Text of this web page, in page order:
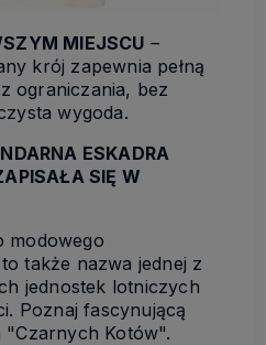
MIEJSCU –
krój zapewnia pełną
ograniczania, bez
wygoda.
ESKADRA
SIĘ W
modowego
to także nazwa jednej z
jednostek lotniczych
Poznaj fascynującą
Kotów".